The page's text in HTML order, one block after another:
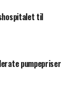
til
pumpepriser